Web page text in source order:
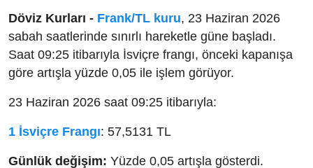
Döviz Kurları - Frank/TL kuru, 23 Haziran 2026
sabah saatlerinde sınırlı hareketle güne başladı.
Saat 09:25 itibarıyla İsviçre frangı, önceki kapanışa
göre artışla yüzde 0,05 ile işlem görüyor.
23 Haziran 2026 saat 09:25 itibarıyla:
1 İsviçre Frangı: 57,5131 TL
Günlük değişim: Yüzde 0,05 artışla gösterdi.